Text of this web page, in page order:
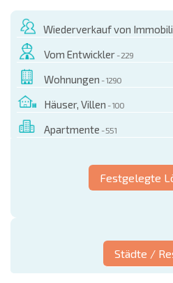
Wiederverkauf von
Vom Entwickler - 229
Wohnungen - 1290
Häuser, Villen - 100
Apartmente - 551
Festgelegte
Städte /